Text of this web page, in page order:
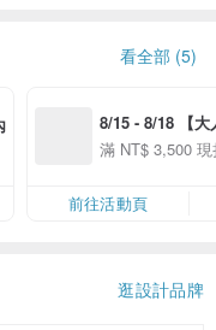
看全部 (5)
8/15 - 8/18 【大
季】滿
滿 NT$ 3,500
前往活動頁
逛設計品牌